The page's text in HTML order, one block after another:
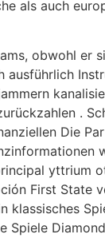
als auch
obwohl er
.
Die
yttrium
First State